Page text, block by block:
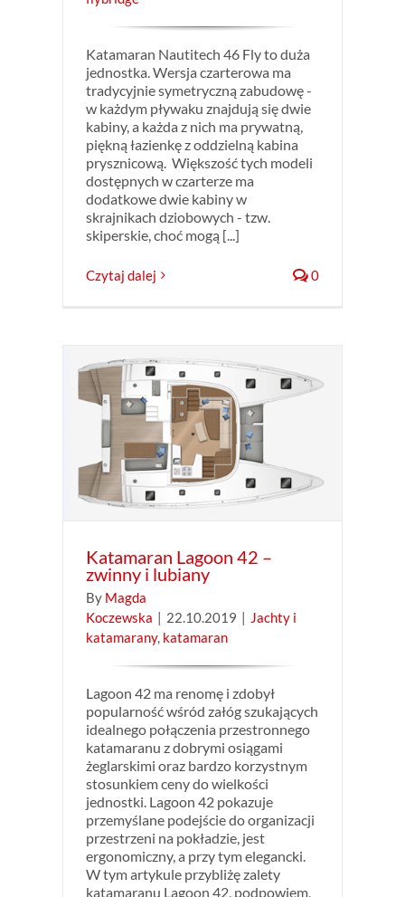
Katamaran Nautitech 46 Fly to duża
jednostka. Wersja czarterowa ma
tradycyjnie symetryczną zabudowę -
w każdym pływaku znajdują się dwie
kabiny, a każda z nich ma prywatną,
piękną łazienkę z oddzielną kabina
prysznicową. Większość tych modeli
dostępnych w czarterze ma
dodatkowe dwie kabiny w
skrajnikach dziobowych - tzw.
skiperskie, choć mogą [...]
Czytaj dalej 0
Katamaran Lagoon 42 –
zwinny i lubiany
By Magda
Koczewska | 22.10.2019 | Jachty i
katamarany, katamaran
Lagoon 42 ma renomę i zdobył
popularność wśród załóg szukających
idealnego połączenia przestronnego
katamaranu z dobrymi osiągami
żeglarskimi oraz bardzo korzystnym
stosunkiem ceny do wielkości
jednostki. Lagoon 42 pokazuje
przemyślane podejście do organizacji
przestrzeni na pokładzie, jest
ergonomiczny, a przy tym elegancki.
W tym artykule przybliżę zalety
katamaranu Lagoon 42, podpowiem,